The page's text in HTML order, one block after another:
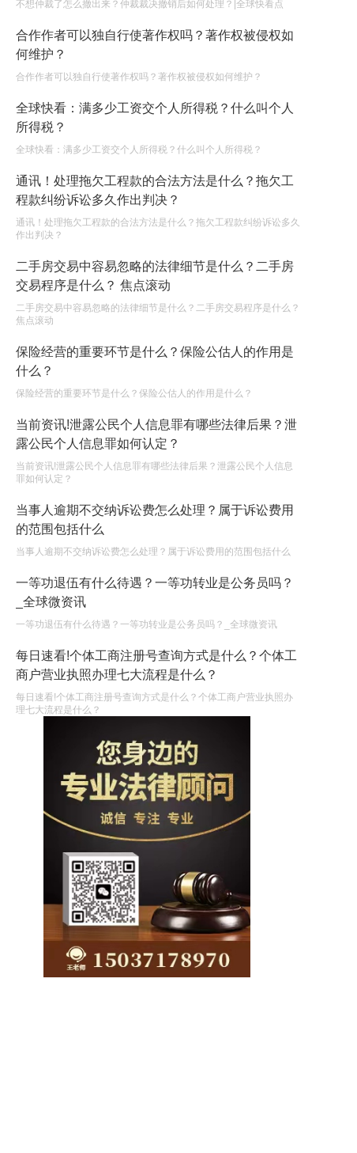
继承遗产的份额怎么分配？
父母过世后如何办理房产过户？
2023-05-05
不想仲裁了怎么撤出来？仲裁裁决撤销后如何处理？|全球快看点
合作作者可以独自行使著作权吗？著作权被侵权如
何维护？
合作作者可以独自行使著作权吗？著作权被侵权如何维护？
全球快看：满多少工资交个人所得税？什么叫个人
所得税？
全球快看：满多少工资交个人所得税？什么叫个人所得税？
通讯！处理拖欠工程款的合法方法是什么？拖欠工
程款纠纷诉讼多久作出判决？
通讯！处理拖欠工程款的合法方法是什么？拖欠工程款纠纷诉讼多久
作出判决？
二手房交易中容易忽略的法律细节是什么？二手房
交易程序是什么？ 焦点滚动
二手房交易中容易忽略的法律细节是什么？二手房交易程序是什么？
焦点滚动
保险经营的重要环节是什么？保险公估人的作用是
什么？
保险经营的重要环节是什么？保险公估人的作用是什么？
当前资讯!泄露公民个人信息罪有哪些法律后果？泄
露公民个人信息罪如何认定？
当前资讯!泄露公民个人信息罪有哪些法律后果？泄露公民个人信息
罪如何认定？
当事人逾期不交纳诉讼费怎么处理？属于诉讼费用
的范围包括什么
当事人逾期不交纳诉讼费怎么处理？属于诉讼费用的范围包括什么
一等功退伍有什么待遇？一等功转业是公务员吗？
_全球微资讯
一等功退伍有什么待遇？一等功转业是公务员吗？_全球微资讯
每日速看!个体工商注册号查询方式是什么？个体工
商户营业执照办理七大流程是什么？
每日速看!个体工商注册号查询方式是什么？个体工商户营业执照办
理七大流程是什么？